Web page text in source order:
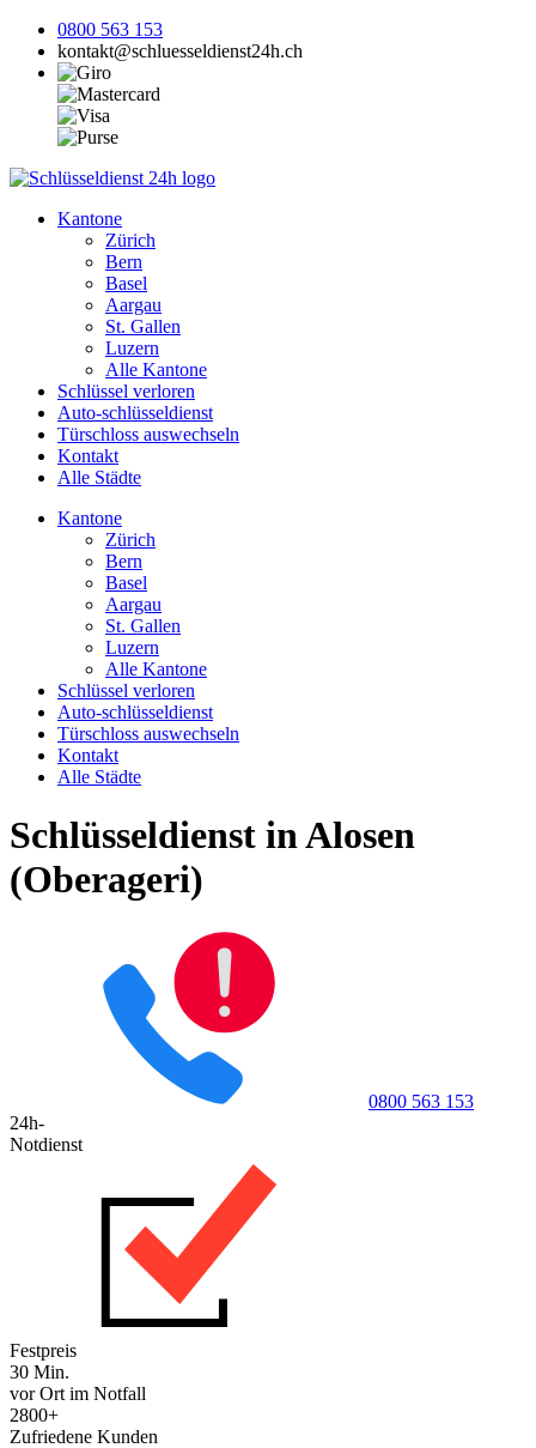
0800 563 153
kontakt@schluesseldienst24h.ch
Kantone
Zürich
Bern
Basel
Aargau
St. Gallen
Luzern
Alle Kantone
Schlüssel verloren
Auto-schlüsseldienst
Türschloss auswechseln
Kontakt
Alle Städte
Kantone
Zürich
Bern
Basel
Aargau
St. Gallen
Luzern
Alle Kantone
Schlüssel verloren
Auto-schlüsseldienst
Türschloss auswechseln
Kontakt
Alle Städte
Schlüsseldienst in Alosen
(Oberageri)
0800 563 153
24h-
Notdienst
Festpreis
30 Min.
vor Ort im Notfall
2800+
Zufriedene Kunden